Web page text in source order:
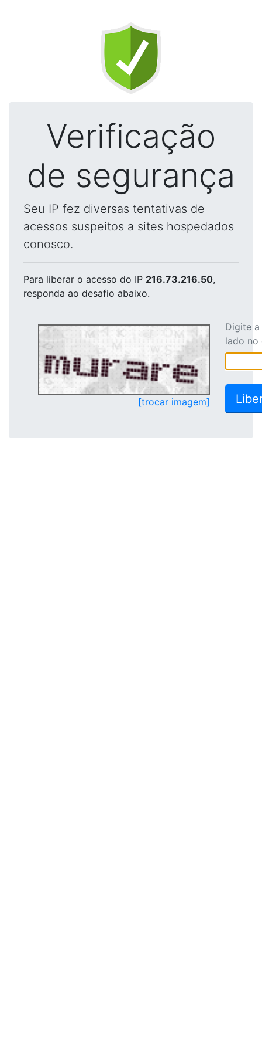
Verificação
de segurança
Seu IP fez diversas tentativas de
acessos suspeitos a sites hospedados
conosco.
Para liberar o acesso do IP 216.73.216.50,
responda ao desafio abaixo.
[trocar imagem]
Digite
lado no